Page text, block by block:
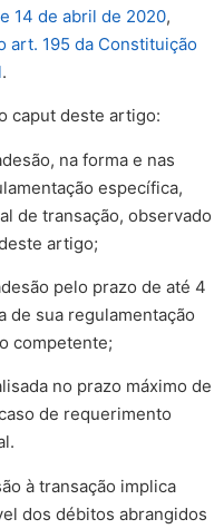
14 de abril de 2020,
art. 195 da Constituição
.
caput deste artigo:
na forma e nas
específica,
de transação, observado
artigo;
pelo prazo de até 4
de sua regulamentação
competente;
no prazo máximo de
de requerimento
à transação implica
dos débitos abrangidos